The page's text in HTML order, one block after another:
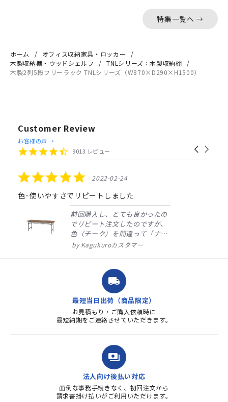
特集一覧へ →
ホーム
オフィス収納家具・ロッカー
木製収納棚・ウッドシェルフ
TNLシリーズ：木製収納棚
木製2列5段フリーラック TNLシリーズ（W870×D290×H1500）
Customer Review
Reviews
carousel
Carousel
arrows
4.4
star
9013 レビュー
お客様の声 →
5.0
star
rating
2022-02-24
色･使いやすさでリピートしました
前回購入し、とても良かったの
でリピート注文したのですが、
色（チーク）を間違って「ナチ
ュラル」としてしまいました。
ました。商品到着も早く、品
質・使いやすさで満足していま
す。また、リピートするときは
よろしくお...
Kagukuroカスタマー
local_shipping
最短当日出荷（商品限定）
お見積もり・ご購入依頼時に
最短納期をご連絡させていただきます。
payments
法人向け後払い対応
面倒な事務手続きなく、初回注文から
請求書掛け払いがご利用いただけます。